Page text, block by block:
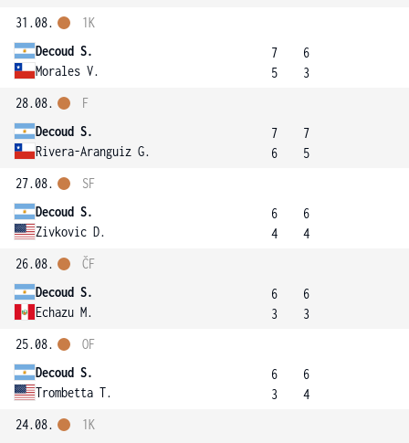
31.08.
Decoud S.
Morales V.
1K
7
5
6
3
28.08.
Decoud S.
Rivera-Aranguiz G.
F
7
6
7
5
27.08.
Decoud S.
Zivkovic D.
SF
6
4
6
4
26.08.
Decoud S.
Echazu M.
ČF
6
3
6
3
25.08.
Decoud S.
Trombetta T.
OF
6
3
6
4
24.08.
1K